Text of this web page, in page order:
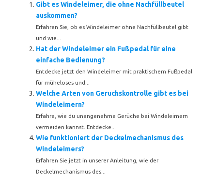
Gibt es Windeleimer, die ohne Nachfüllbeutel
auskommen?
Erfahren Sie, ob es Windeleimer ohne Nachfüllbeutel gibt
und wie...
Hat der Windeleimer ein Fußpedal für eine
einfache Bedienung?
Entdecke jetzt den Windeleimer mit praktischem Fußpedal
für müheloses und...
Welche Arten von Geruchskontrolle gibt es bei
Windeleimern?
Erfahre, wie du unangenehme Gerüche bei Windeleimern
vermeiden kannst. Entdecke...
Wie funktioniert der Deckelmechanismus des
Windeleimers?
Erfahren Sie jetzt in unserer Anleitung, wie der
Deckelmechanismus des...